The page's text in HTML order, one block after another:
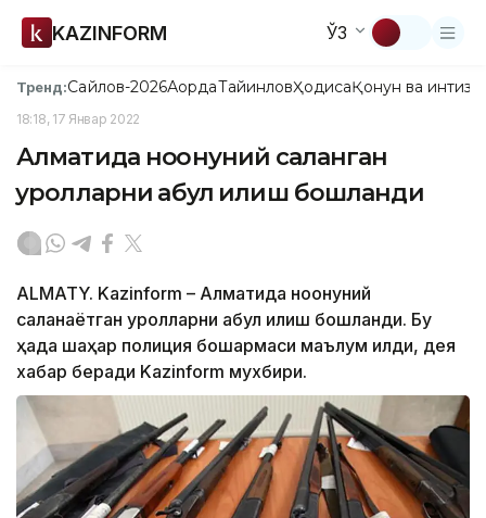
KAZINFORM ЎЗ
Тренд:Сайлов-2026АқордаТайинловҲодисаҚонун ва
18:18, 17 Январ 2022
Алматида ноқонуний сақланган
қуролларни қабул қилиш бошланди
ALMATY. Kazinform – Алматида ноқонуний
сақланаётган қуролларни қабул қилиш бошланди. Бу
ҳақда шаҳар полиция бошқармаси маълум қилди, дея
хабар беради Kazinform мухбири.